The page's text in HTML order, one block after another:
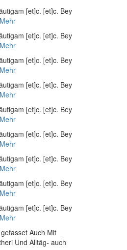
[et]c. [et]c. Bey
Mehr
[et]c. [et]c. Bey
Mehr
[et]c. [et]c. Bey
Mehr
[et]c. [et]c. Bey
Mehr
[et]c. [et]c. Bey
Mehr
[et]c. [et]c. Bey
Mehr
[et]c. [et]c. Bey
Mehr
[et]c. [et]c. Bey
Mehr
[et]c. [et]c. Bey
Mehr
Auch Mit
Und Alltäg- auch